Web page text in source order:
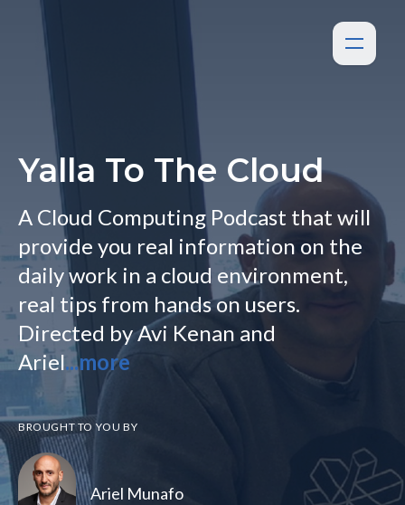
Yalla To The Cloud
A Cloud Computing Podcast that will
provide you real information on the
daily work in a cloud environment,
real tips from hands on users.
Directed by Avi Kenan and
Ariel...more
BROUGHT TO YOU BY
Ariel Munafo